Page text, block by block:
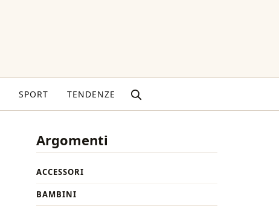
SPORT TENDENZE
Argomenti
ACCESSORI
BAMBINI